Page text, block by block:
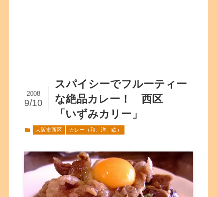
スパイシーでフルーティー
な絶品カレー！ 西区
「いずみカリー」
2008
9/10
大阪市西区 カレー（和、洋、欧）